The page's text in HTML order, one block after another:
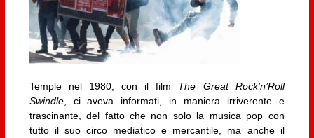
Temple nel 1980, con il film The Great Rock’n’Roll
Swindle, ci aveva informati, in maniera irriverente e
trascinante, del fatto che non solo la musica pop con
tutto il suo circo mediatico e mercantile, ma anche il